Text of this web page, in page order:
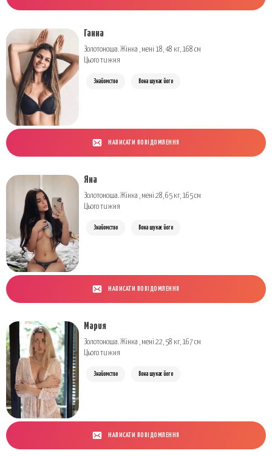
Ганна
Золотоноша. Жінка , мені 18, 48 кг, 168 см
Цього тижня
Знайомство Вона шукає його
НАПИСАТИ ПОВІДОМЛЕННЯ
Яна
Золотоноша. Жінка , мені 28, 65 кг, 165 см
Цього тижня
Знайомство Вона шукає його
НАПИСАТИ ПОВІДОМЛЕННЯ
Мария
Золотоноша. Жінка , мені 22, 58 кг, 167 см
Цього тижня
Знайомство Вона шукає його
НАПИСАТИ ПОВІДОМЛЕННЯ